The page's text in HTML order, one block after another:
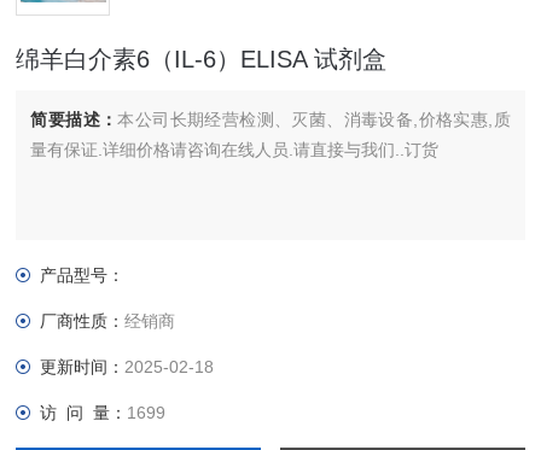
绵羊白介素6（IL-6）ELISA 试剂盒
简要描述：本公司长期经营检测、灭菌、消毒设备,价格实惠,质
量有保证.详细价格请咨询在线人员.请直接与我们..订货
产品型号：
厂商性质：经销商
更新时间： 2025-02-18
访 问 量： 1699